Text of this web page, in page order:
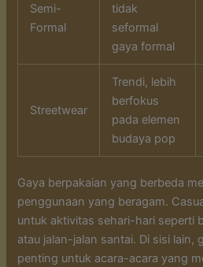
Semi-
Formal
tidak
seformal
gaya formal
Streetwear
Trendi, lebih
berfokus
pada elemen
budaya pop
Gaya berpakaian yang berbeda
penggunaan yang beragam.
untuk aktivitas sehari-hari seperti
atau jalan-jalan santai. Di sisi lain,
penting untuk acara-acara yang